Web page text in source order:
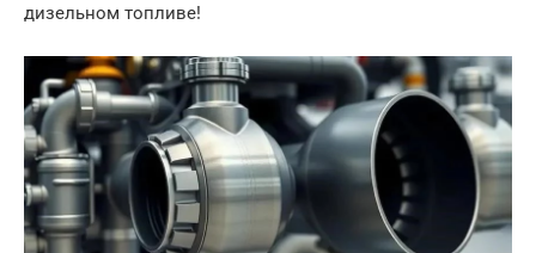
дизельном топливе!